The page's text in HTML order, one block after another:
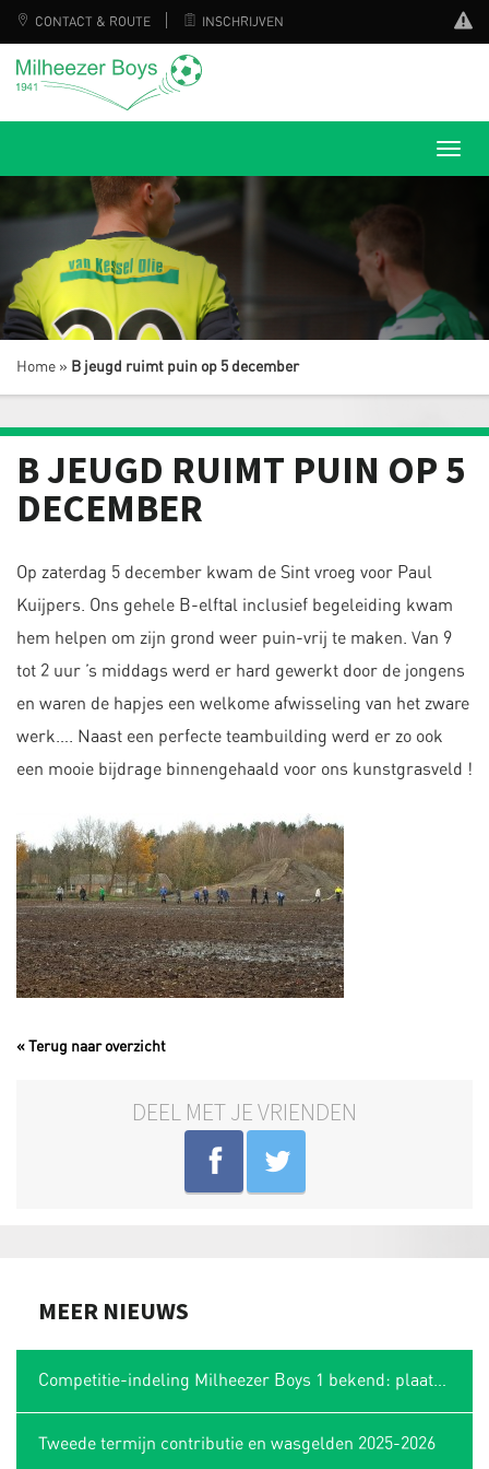
CONTACT & ROUTE INSCHRIJVEN
Home » B jeugd ruimt puin op 5 december
B JEUGD RUIMT PUIN OP 5
DECEMBER
Op zaterdag 5 december kwam de Sint vroeg voor Paul
Kuijpers. Ons gehele B-elftal inclusief begeleiding kwam
hem helpen om zijn grond weer puin-vrij te maken. Van 9
tot 2 uur ’s middags werd er hard gewerkt door de jongens
en waren de hapjes een welkome afwisseling van het zware
werk…. Naast een perfecte teambuilding werd er zo ook
een mooie bijdrage binnengehaald voor ons kunstgrasveld !
« Terug naar overzicht
DEEL MET JE VRIENDEN
MEER NIEUWS
Tweede termijn contributie en wasgelden 2025-2026